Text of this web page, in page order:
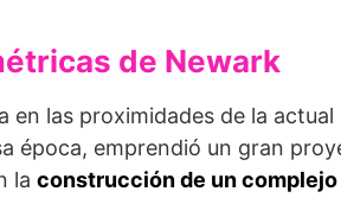
de Newark
en las proximidades de la actual
época, emprendió un gran
la cons­trucción de un complejo